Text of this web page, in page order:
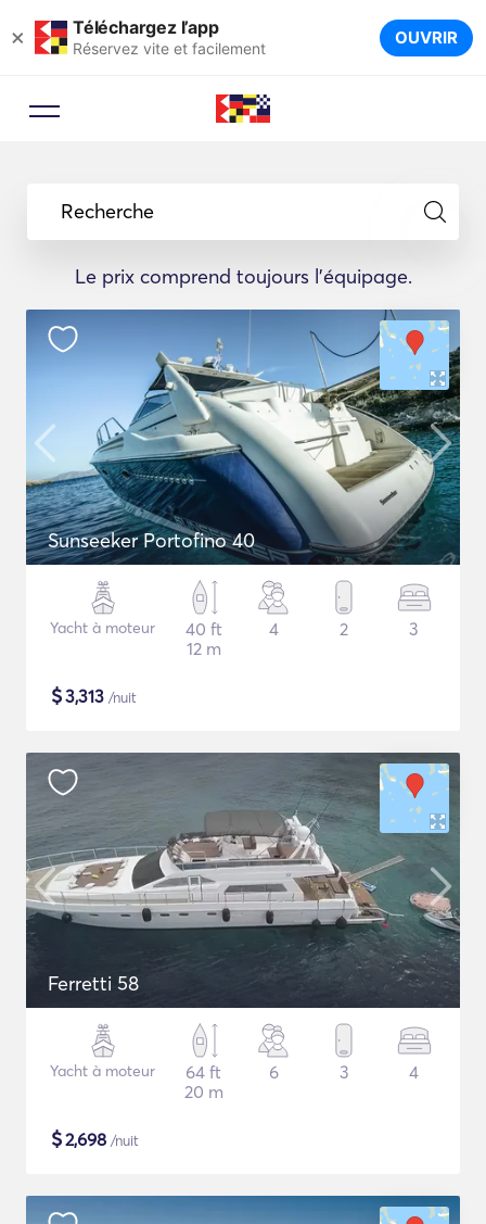
× Téléchargez l’app
Réservez vite et facilement OUVRIR
Recherche
Le prix comprend toujours l'équipage.
Sunseeker Portofino 40
Yacht à moteur
40 ft
12 m
4 2 3
$3,313 /nuit
Ferretti 58
Yacht à moteur
64 ft
20 m
6 3 4
$2,698 /nuit
Laissez un expert en voyages vous
suggérer les yachts idéaux pour
votre voyage.